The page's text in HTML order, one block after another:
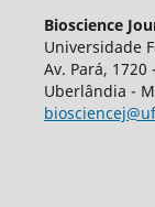
Bioscience
Universidade
Av. Pará,
Uberlândia -